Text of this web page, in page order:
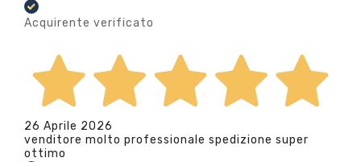
Acquirente verificato
26 Aprile 2026
venditore molto professionale spedizione super
ottimo